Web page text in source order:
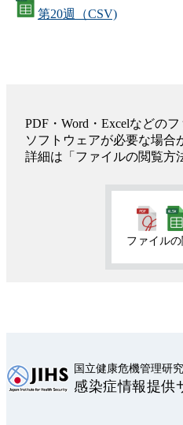
第20週（CSV)
PDF・Word・Excelなどの
ソフトウェアが必要な場合
詳細は「ファイルの閲覧方
ファイル
国立健康危機管理研
感染症情報提供